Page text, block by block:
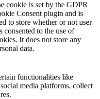
cookie is set by the GDPR
Consent plugin and is
to store whether or not user
consented to the use of
It does not store any
data.
functionalities like
media platforms, collect